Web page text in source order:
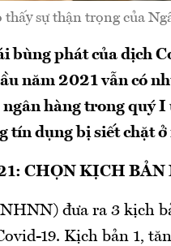
sự thận trọng của
bùng phát của dịch
năm 2021 vẫn có
hàng trong quý
tín dụng bị siết chặt ở
CHỌN KỊCH BẢN
đưa ra 3 kịch
19. Kịch bản 1,